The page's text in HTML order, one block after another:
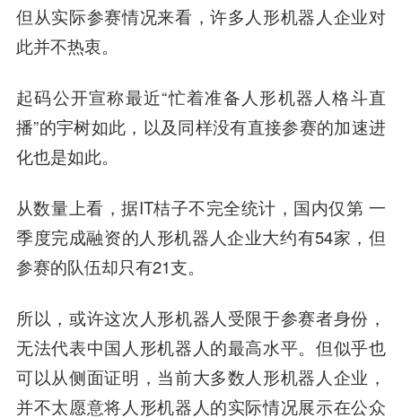
但从实际参赛情况来看，许多人形机器人企业对
此并不热衷。
起码公开宣称最近“忙着准备人形机器人格斗直
播”的宇树如此，以及同样没有直接参赛的加速进
化也是如此。
从数量上看，据IT桔子不完全统计，国内仅第 一
季度完成融资的人形机器人企业大约有54家，但
参赛的队伍却只有21支。
所以，或许这次人形机器人受限于参赛者身份，
无法代表中国人形机器人的最高水平。但似乎也
可以从侧面证明，当前大多数人形机器人企业，
并不太愿意将人形机器人的实际情况展示在公众